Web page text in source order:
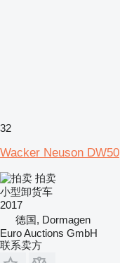
32
Wacker Neuson DW50
拍卖
小型卸货车
2017
德国, Dormagen
Euro Auctions GmbH
联系卖方